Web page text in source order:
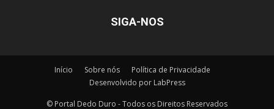
SIGA-NOS
Início Sobre nós
Política de Privacidade
Desenvolvido por LabPress
© Portal Dedo Duro - Todos os Direitos Reservados